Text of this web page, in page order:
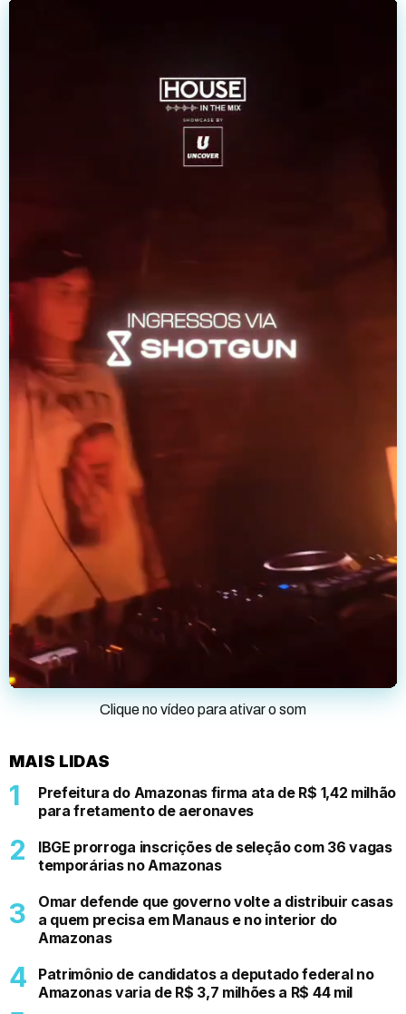
Clique no vídeo para ativar o som
MAIS LIDAS
Prefeitura do Amazonas firma ata de R$ 1,42 milhão
para fretamento de aeronaves
IBGE prorroga inscrições de seleção com 36 vagas
temporárias no Amazonas
Omar defende que governo volte a distribuir casas
a quem precisa em Manaus e no interior do
Amazonas
Patrimônio de candidatos a deputado federal no
Amazonas varia de R$ 3,7 milhões a R$ 44 mil